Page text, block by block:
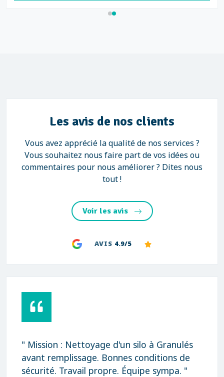
Les avis de nos clients
Vous avez apprécié la qualité de nos services ?
Vous souhaitez nous faire part de vos idées ou
commentaires pour nous améliorer ? Dites nous
tout !
Voir les avis
AVIS 4.9/5
" Mission : Nettoyage d'un silo à Granulés
avant remplissage. Bonnes conditions de
sécurité. Travail propre. Équipe sympa. "